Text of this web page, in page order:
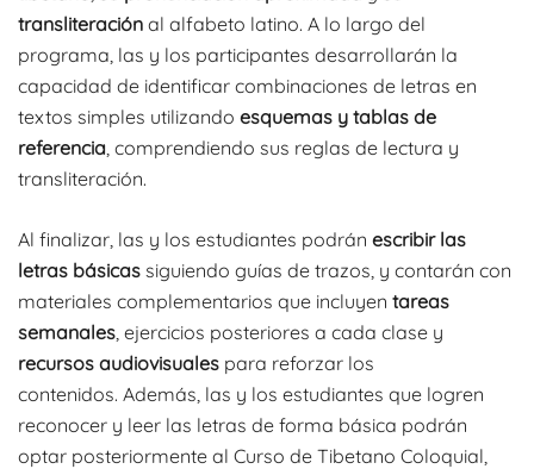
transliteración al alfabeto latino. A lo largo del
programa, las y los participantes desarrollarán la
capacidad de identificar combinaciones de letras en
textos simples utilizando esquemas y tablas de
referencia , comprendiendo sus reglas de lectura y
transliteración.
Al finalizar, las y los estudiantes podrán escribir las
letras básicas siguiendo guías de trazos, y contarán con
materiales complementarios que incluyen tareas
semanales , ejercicios posteriores a cada clase y
recursos audiovisuales para reforzar los
contenidos. Además, las y los estudiantes que logren
reconocer y leer las letras de forma básica podrán
optar posteriormente al Curso de Tibetano Coloquial,